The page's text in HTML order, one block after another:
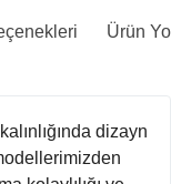
Ürün
dizayn